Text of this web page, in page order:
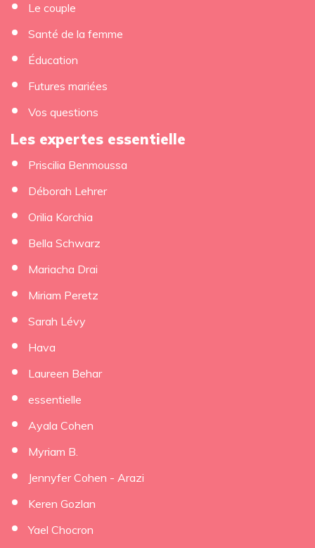
Le couple
Santé de la femme
Éducation
Futures mariées
Vos questions
Les expertes essentielle
Priscilia Benmoussa
Déborah Lehrer
Orilia Korchia
Bella Schwarz
Mariacha Drai
Miriam Peretz
Sarah Lévy
Hava
Laureen Behar
essentielle
Ayala Cohen
Myriam B.
Jennyfer Cohen - Arazi
Keren Gozlan
Yael Chocron